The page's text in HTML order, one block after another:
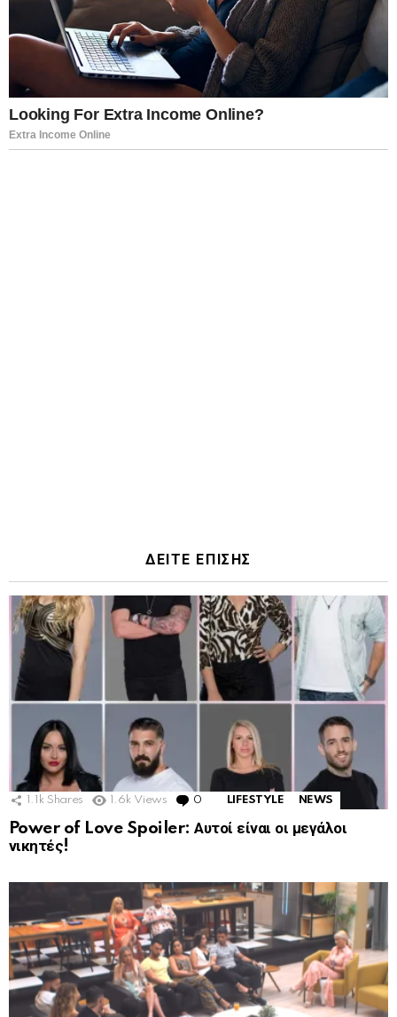
ΔΕΙΤΕ ΕΠΙΣΗΣ
1.1k Shares 1.6k Views 0 Comments
LIFESTYLE NEWS
Power of Love Spoiler: Αυτοί είναι οι μεγάλοι
νικητές!